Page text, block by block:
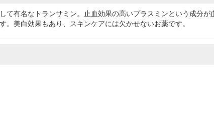
て有名なトランサミン。止血効果の高いプラスミンという成分が
。美白効果もあり、スキンケアには欠かせないお薬です。